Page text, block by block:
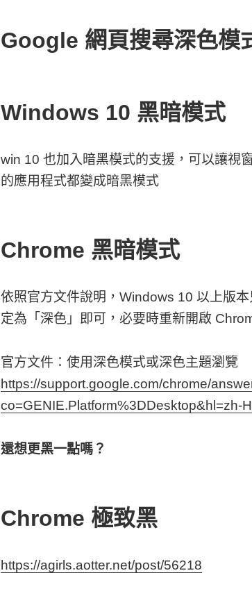
Google 網頁搜尋深色模
Windows 10 黑暗模式
win 10 也加入暗黑模式的支援，可以讓視
的應用程式都變成暗黑模式
Chrome 黑暗模式
依照官方文件說明，Windows 10 以上版
定為「深色」即可，必要時重新開啟
官方文件：使用深色模式或深色主題瀏覽
https://support.google.com/chrome/
co=GENIE.Platform%3DDesktop&hl=zh-
還想更黑一點嗎？
Chrome 極致黑
https://agirls.aotter.net/post/56218